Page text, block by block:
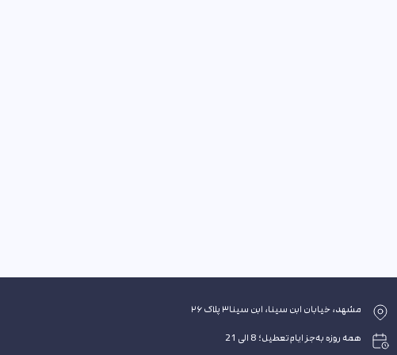
مشهد، خیابان ابن سینا، ابن سینا۳ پلاک ۲۶
همه روزه به‌جز ایام تعطیل؛ 8 الی 21